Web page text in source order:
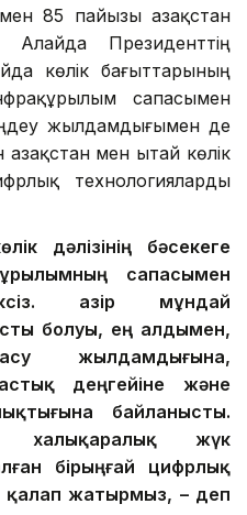
85 пайызы Қазақстан
Президенттің
көлік бағыттарының
сапасымен
жылдамдығымен де
мен Қытай көлік
технологияларды
дәлізінің бәсекеге
сапасымен
Қазір мұндай
болуы, ең алдымен,
жылдамдығына,
деңгейіне және
байланысты.
халықаралық жүк
бірыңғай цифрлық
қалап жатырмыз, – деп